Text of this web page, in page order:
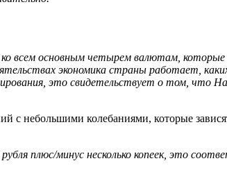
всем основным четырем валютам,
экономика страны работает,
это свидетельствует о том, что
с небольшими колебаниями, которые
плюс/минус несколько копеек, это